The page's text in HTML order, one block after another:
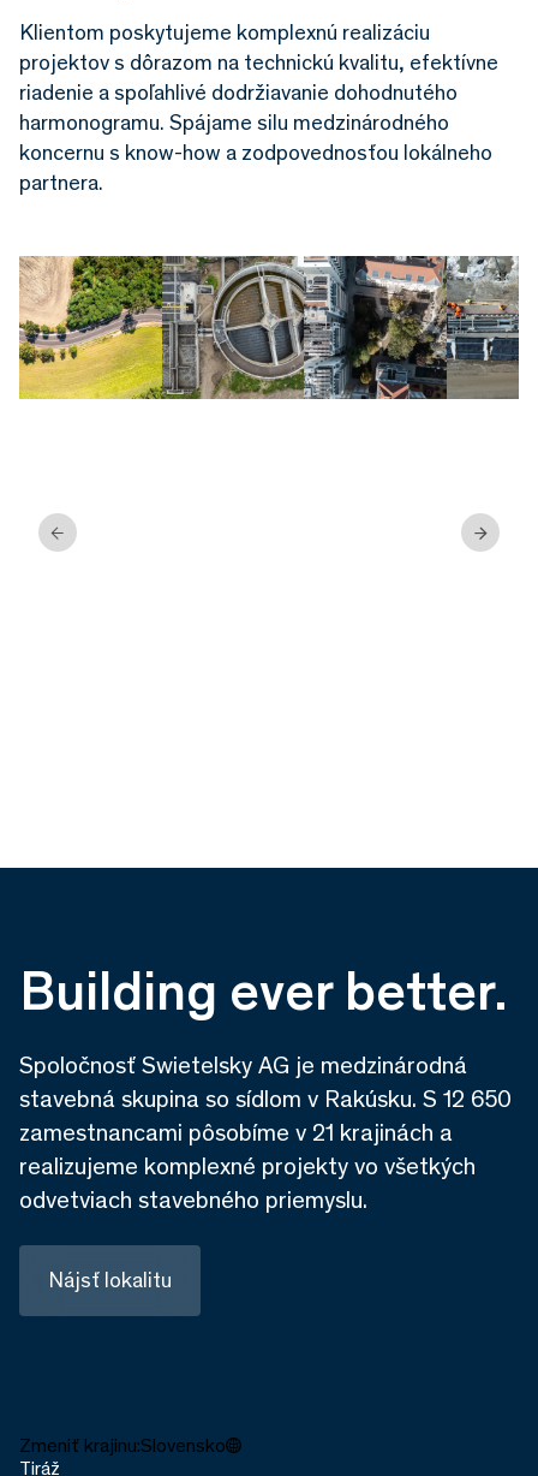
Klientom poskytujeme komplexnú realizáciu
projektov s dôrazom na technickú kvalitu, efektívne
riadenie a spoľahlivé dodržiavanie dohodnutého
harmonogramu. Spájame silu medzinárodného
koncernu s know-how a zodpovednosťou lokálneho
partnera.
Building ever better.
Spoločnosť Swietelsky AG je medzinárodná
stavebná skupina so sídlom v Rakúsku. S 12 650
zamestnancami pôsobíme v 21 krajinách a
realizujeme komplexné projekty vo všetkých
odvetviach stavebného priemyslu.
Nájsť lokalitu
Zmeniť krajinu:Slovensko
Tiráž